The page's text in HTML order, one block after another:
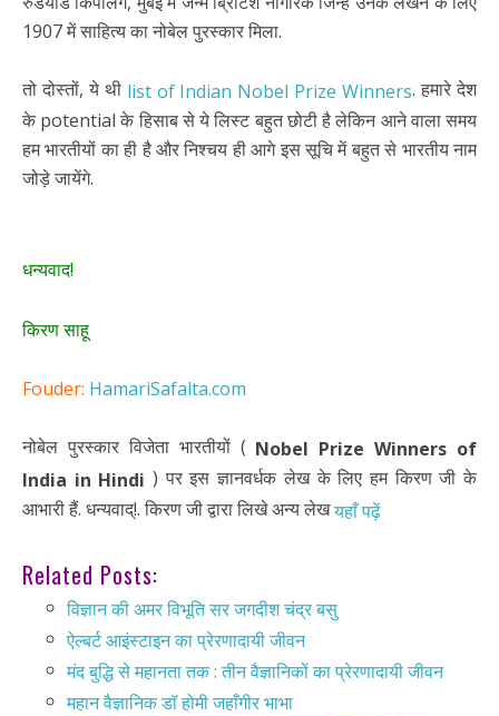
1907 में साहित्य का नोबेल पुरस्कार मिला.
तो दोस्तों, ये थी list of Indian Nobel Prize Winners. हमारे देश
के potential के हिसाब से ये लिस्ट बहुत छोटी है लेकिन आने वाला समय
हम भारतीयों का ही है और निश्चय ही आगे इस सूचि में बहुत से भारतीय नाम
जोड़े जायेंगे.
धन्यवाद!
किरण साहू
Fouder: HamariSafalta.com
नोबेल पुरस्कार विजेता भारतीयों ( Nobel Prize Winners of
India in Hindi ) पर इस ज्ञानवर्धक लेख के लिए हम किरण जी के
आभारी हैं. धन्यवाद्!. किरण जी द्वारा लिखे अन्य लेखयहाँ पढ़ें
Related Posts:
विज्ञान की अमर विभूति सर जगदीश चंद्र बसु
ऐल्बर्ट आइंस्टाइन का प्रेरणादायी जीवन
मंद बुद्धि से महानता तक : तीन वैज्ञानिकों का प्रेरणादायी जीवन
महान वैज्ञानिक डॉ होमी जहाँगीर भाभा